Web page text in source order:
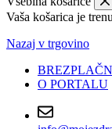
Vaša košarica je
Nazaj v trgovino
O PORTALU